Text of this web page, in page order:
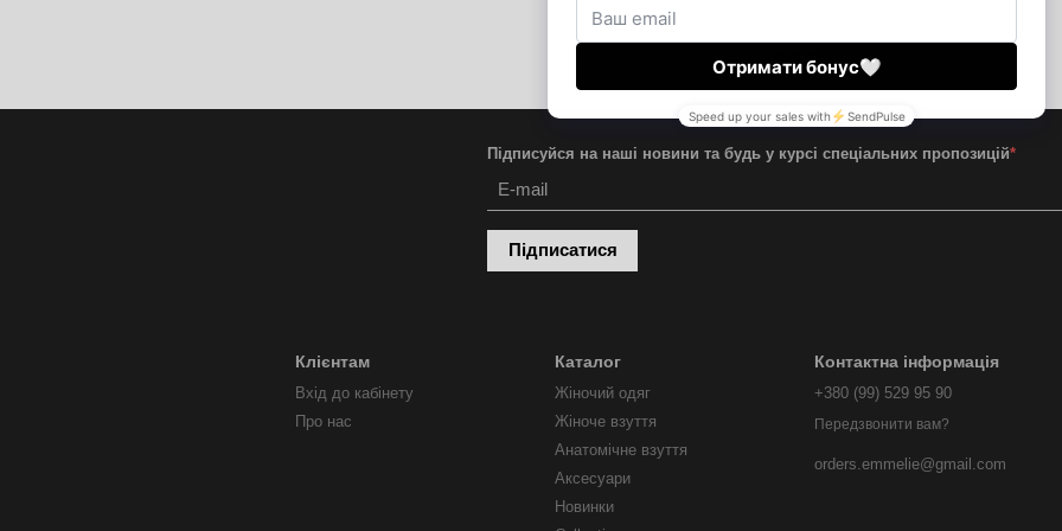
Підписуйся на наші новини та будь у курсі спеціальних пропозицій*
Підписатися
Клієнтам
Вхід до кабінету
Про нас
Каталог
Жіночий одяг
Жіноче взуття
Анатомічне взуття
Аксесуари
Новинки
Контактна інформація
+380 (99) 529 95 90
Передзвонити вам?
orders.emmelie@gmail.com